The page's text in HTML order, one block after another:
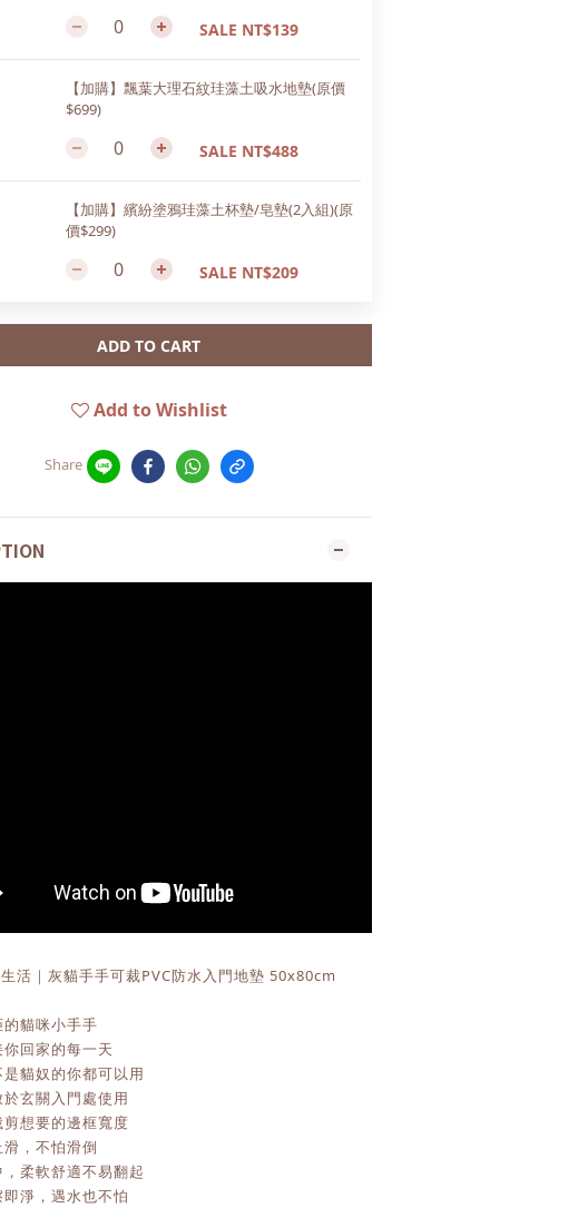
SALE NT$139
【加購】飄葉大理石紋珪藻土吸水地墊(原價
$699)
SALE NT$488
【加購】繽紛塗鴉珪藻土杯墊/皂墊(2入組)(原
價$299)
SALE NT$209
ADD TO CART
Add to Wishlist
Share
活｜灰貓手手可裁PVC防水入門地墊 50x80cm
的貓咪小手手
你回家的每一天
是貓奴的你都可以用
於玄關入門處使用
剪想要的邊框寬度
滑，不怕滑倒
，柔軟舒適不易翻起
即淨，遇水也不怕